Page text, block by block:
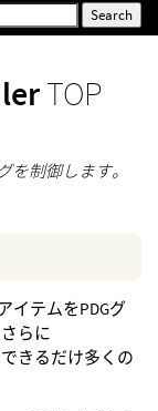
TOP
を制御します。
イテムをPDGグ
らに
きるだけ多くの